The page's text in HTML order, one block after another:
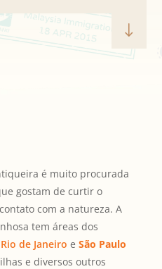
"
é muito procurada
gostam de curtir o
com a natureza. A
tem áreas dos
Rio de Janeiro e São Paulo
e diversos outros